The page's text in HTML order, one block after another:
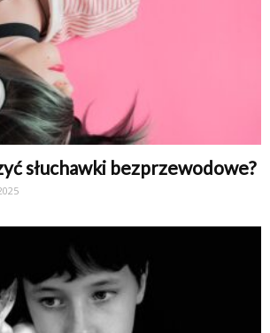
słuchawki bezprzewodowe?